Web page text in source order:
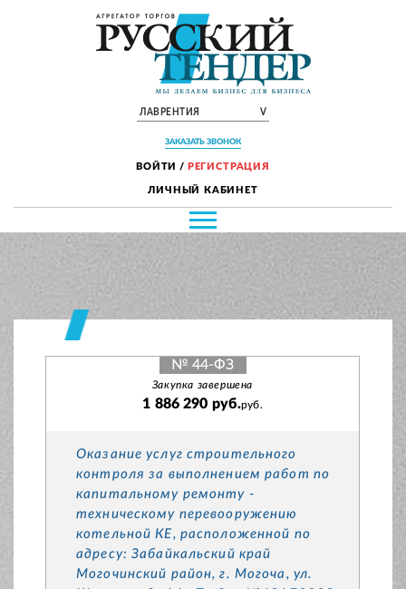
ЛАВРЕНТИЯ V
ЗАКАЗАТЬ ЗВОНОК
ВОЙТИ / РЕГИСТРАЦИЯ
ЛИЧНЫЙ КАБИНЕТ
№ 44-ФЗ
Закупка завершена
1 886 290 руб.руб.
Оказание услуг строительного
контроля за выполнением работ по
капитальному ремонту -
техническому перевооружению
котельной КЕ, расположенной по
адресу: Забайкальский край
Могочинский район, г. Могоча, ул.